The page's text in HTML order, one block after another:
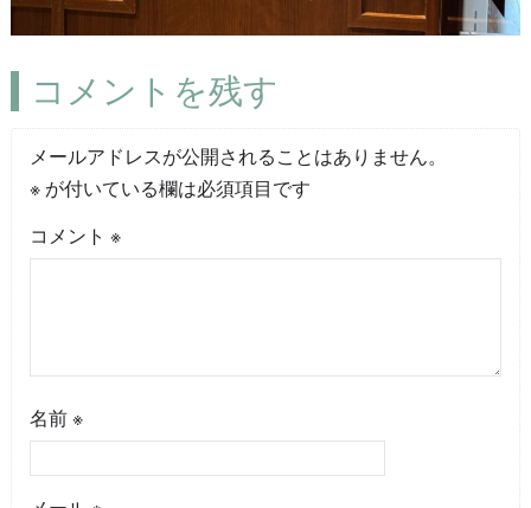
コメントを残す
メールアドレスが公開されることはありません。
※が付いている欄は必須項目です
コメント ※
名前 ※